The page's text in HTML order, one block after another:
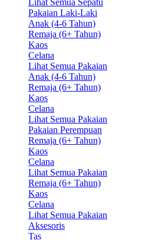
Lihat Semua Sepatu
Pakaian Laki-Laki
Anak (4-6 Tahun)
Remaja (6+ Tahun)
Kaos
Celana
Lihat Semua Pakaian
Anak (4-6 Tahun)
Remaja (6+ Tahun)
Kaos
Celana
Lihat Semua Pakaian
Pakaian Perempuan
Remaja (6+ Tahun)
Kaos
Celana
Lihat Semua Pakaian
Remaja (6+ Tahun)
Kaos
Celana
Lihat Semua Pakaian
Aksesoris
Tas